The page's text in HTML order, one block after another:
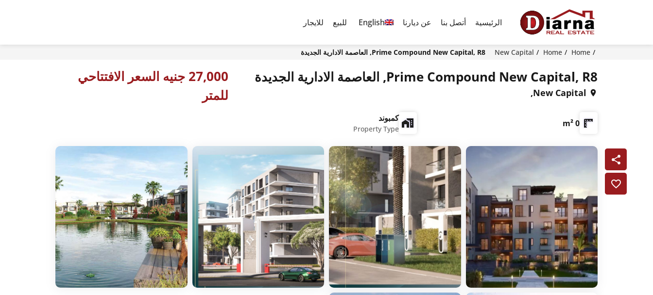
الرئيسية أتصل بنا عن ديارنا English للبيع للايجار
Home
Home
New Capital Prime Compound New Capital, R8, العاصمة الادارية الجديدة
Prime Compound New Capital, R8, العاصمة الادارية الجديدة
New Capital,
27,000 جنيه السعر الافتتاحي
للمتر
0 m² كمبوند
Property Type